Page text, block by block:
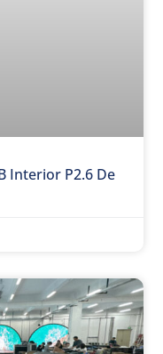
Interior P2.6 De